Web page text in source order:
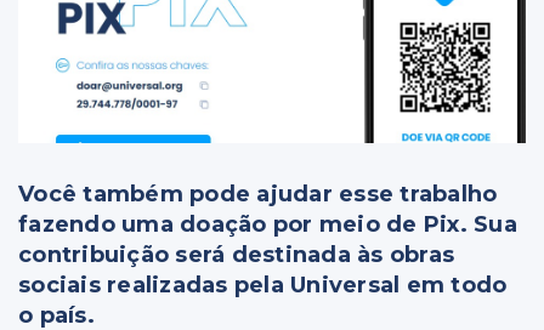
Você também pode ajudar esse trabalho
fazendo uma doação por meio de Pix. Sua
contribuição será destinada às obras
sociais realizadas pela Universal em todo
o país.